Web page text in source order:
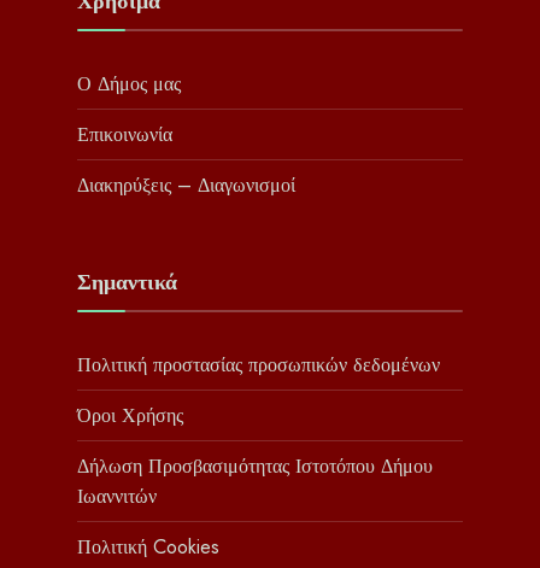
Ο Δήμος μας
Επικοινωνία
Διακηρύξεις – Διαγωνισμοί
Σημαντικά
Πολιτική προστασίας προσωπικών δεδομένων
Όροι Χρήσης
Δήλωση Προσβασιμότητας Ιστοτόπου Δήμου
Ιωαννιτών
Πολιτική Cookies